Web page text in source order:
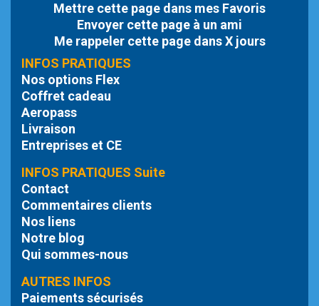
Mettre cette page dans mes Favoris
Envoyer cette page à un ami
Me rappeler cette page dans X jours
INFOS PRATIQUES
Nos options Flex
Coffret cadeau
Aeropass
Livraison
Entreprises et CE
INFOS PRATIQUES Suite
Contact
Commentaires clients
Nos liens
Notre blog
Qui sommes-nous
AUTRES INFOS
Paiements sécurisés